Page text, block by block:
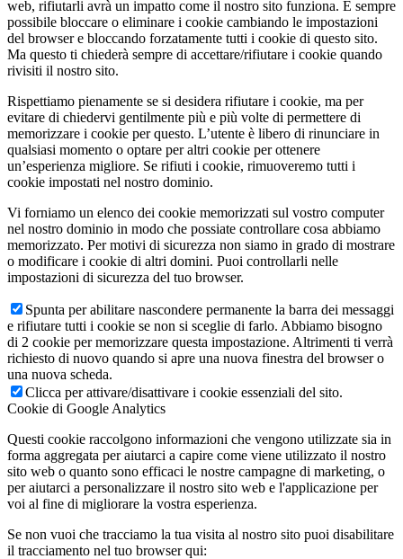
web, rifiutarli avrà un impatto come il nostro sito funziona. È sempre
possibile bloccare o eliminare i cookie cambiando le impostazioni
del browser e bloccando forzatamente tutti i cookie di questo sito.
Ma questo ti chiederà sempre di accettare/rifiutare i cookie quando
rivisiti il nostro sito.
Rispettiamo pienamente se si desidera rifiutare i cookie, ma per
evitare di chiedervi gentilmente più e più volte di permettere di
memorizzare i cookie per questo. L’utente è libero di rinunciare in
qualsiasi momento o optare per altri cookie per ottenere
un’esperienza migliore. Se rifiuti i cookie, rimuoveremo tutti i
cookie impostati nel nostro dominio.
Vi forniamo un elenco dei cookie memorizzati sul vostro computer
nel nostro dominio in modo che possiate controllare cosa abbiamo
memorizzato. Per motivi di sicurezza non siamo in grado di mostrare
o modificare i cookie di altri domini. Puoi controllarli nelle
impostazioni di sicurezza del tuo browser.
Spunta per abilitare nascondere permanente la barra dei messaggi
e rifiutare tutti i cookie se non si sceglie di farlo. Abbiamo bisogno
di 2 cookie per memorizzare questa impostazione. Altrimenti ti verrà
richiesto di nuovo quando si apre una nuova finestra del browser o
una nuova scheda.
Clicca per attivare/disattivare i cookie essenziali del sito.
Cookie di Google Analytics
Questi cookie raccolgono informazioni che vengono utilizzate sia in
forma aggregata per aiutarci a capire come viene utilizzato il nostro
sito web o quanto sono efficaci le nostre campagne di marketing, o
per aiutarci a personalizzare il nostro sito web e l'applicazione per
voi al fine di migliorare la vostra esperienza.
Se non vuoi che tracciamo la tua visita al nostro sito puoi disabilitare
il tracciamento nel tuo browser qui: